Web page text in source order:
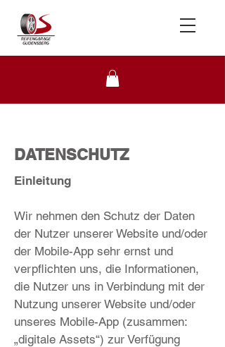
DATENSCHUTZ
Einleitung
Wir nehmen den Schutz der Daten
der Nutzer unserer Website und/oder
der Mobile-App sehr ernst und
verpflichten uns, die Informationen,
die Nutzer uns in Verbindung mit der
Nutzung unserer Website und/oder
unseres Mobile-App (zusammen:
„digitale Assets“) zur Verfügung